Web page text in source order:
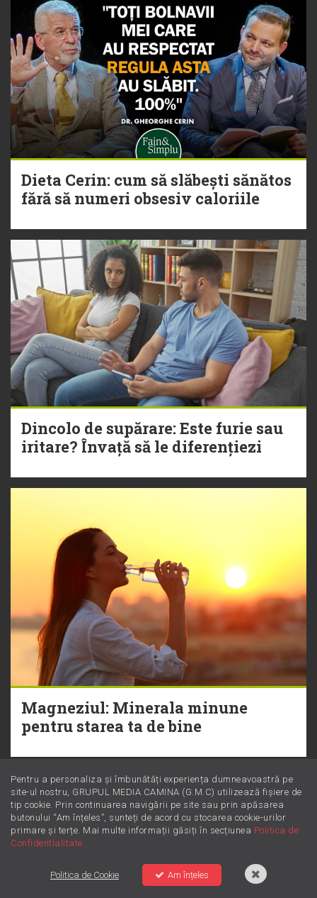
Dieta Cerin: cum să slăbești sănătos
fără să numeri obsesiv caloriile
Dincolo de supărare: Este furie sau
iritare? Învață să le diferențiezi
Magneziul: Minerala minune
pentru starea ta de bine
DJ-ii ZU Reţeaua ZU
Contact
Politica de Confidentialitate
Politica de Cookie
Termeni și Condiții
Hiturile se ascultă la
Pentru a personaliza și îmbunătăți experiența dumneavoastră pe
site-ul nostru, GRUPUL MEDIA CAMINA (G.M.C) utilizează fișiere de
tip cookie. Prin continuarea navigării pe site sau prin apăsarea
butonului “Am înțeles”, sunteți de acord cu stocarea cookie-urilor
primare și terțe. Mai multe informații găsiți în secțiunea Politica de
Confidentialitate
Politica de Cookie Am înțeles